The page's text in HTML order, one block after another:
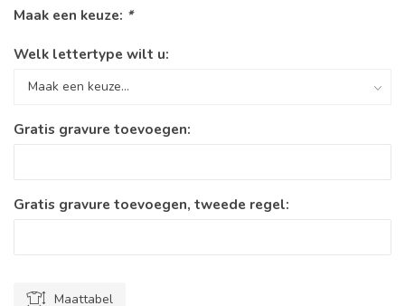
Maak een keuze: *
Welk lettertype wilt u:
Gratis gravure toevoegen:
Gratis gravure toevoegen, tweede regel:
Maattabel